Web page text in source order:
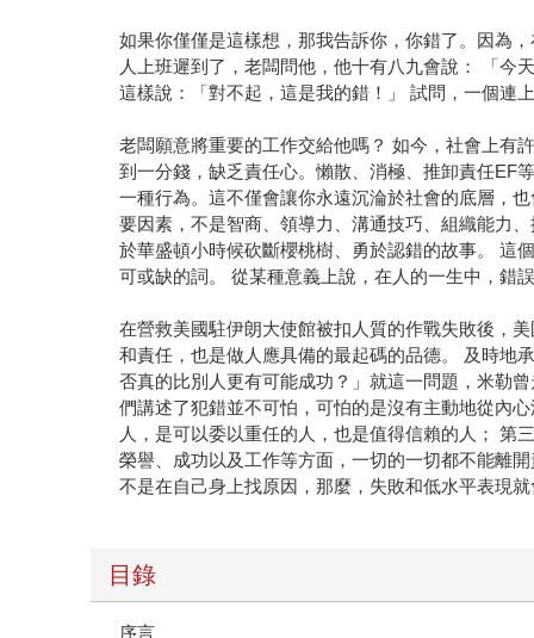
如果你僅僅是這樣想，那我告訴你，你錯了。因為
人上班遲到了，老闆問他，他十有八九會說： 「
這樣說：「對不起，這是我的錯！」 試問，一個連
老闆願意將重要的工作交給他嗎？ 如今，社會上有
到一分錢，缺乏責任心。懶散、消極、推卸責任EF
一種行為。這不僅會讓你永遠沉淪於社會的底層，
要因素，不是智商、領導力、溝通技巧、組織能力
於華盛頓小時候砍斷櫻桃樹、勇於認錯的故事。 這
可或缺的詞。 從某種意義上說，在人的一生中，錯
在營救美國駐伊朗大使館被扣人質的作戰失敗後，
和責任，也是做人應具備的最起碼的品德。 及時地
否真的比別人更有可能成功？」就這一問題，米勒
們講述了犯錯並不可怕，可怕的是沒有主動地從內
人，是可以委以重任的人，也是值得信賴的人； 第
榮譽、成功以及工作等方面，一切的一切都不能離
不是在自己身上找原因，那麼，失敗和低水平表現
目錄
序言